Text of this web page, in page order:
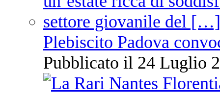
Plebiscito Padova
Pubblicato il 24 Luglio